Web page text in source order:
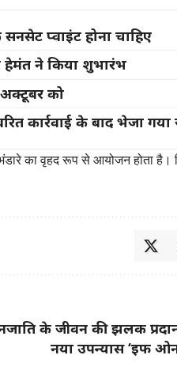
प्वाइंट होना चाहिए
हेमंत ने किया शुभारंभ
को
कार्रवाई के बाद भेजा
भंडारे का वृहद रूप से आयोजन होता
के जीवन की झलक
नया उपन्यास ‘इफ